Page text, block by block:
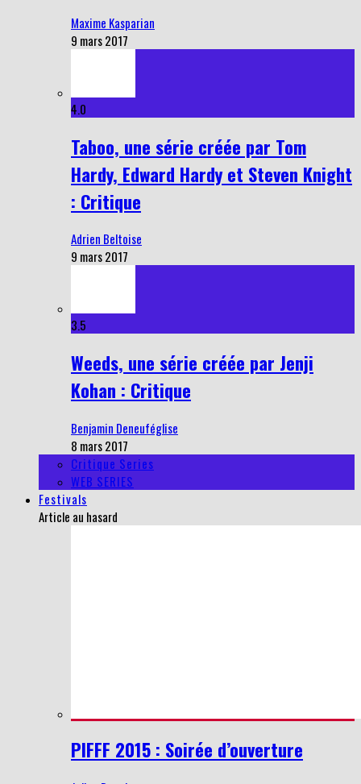
Maxime Kasparian
9 mars 2017
4.0
Taboo, une série créée par Tom
Hardy, Edward Hardy et Steven Knight
: Critique
Adrien Beltoise
9 mars 2017
3.5
Weeds, une série créée par Jenji
Kohan : Critique
Benjamin Deneuféglise
8 mars 2017
Critique Series
WEB SERIES
Festivals
Article au hasard
PIFFF 2015 : Soirée d’ouverture